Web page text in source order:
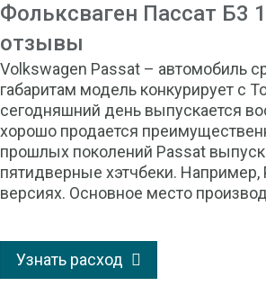
Фольксваген Пассат Б3
отзывы
Volkswagen Passat – автомобиль
габаритам модель конкурирует с
сегодняшний день выпускается
хорошо продается
прошлых поколений Passat
пятидверные хэтчбеки. Например,
версиях. Основное место
Узнать расход